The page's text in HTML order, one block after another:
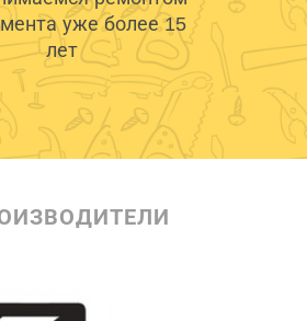
уже более 15
лет